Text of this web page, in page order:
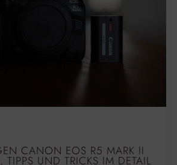
CANON EOS R5 MARK II
UND TRICKS IM DETAIL